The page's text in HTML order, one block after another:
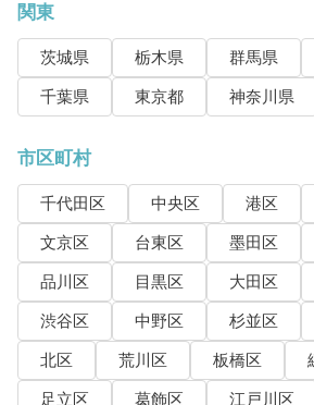
関東
茨城県 栃木県 群馬県
千葉県
東京都 神奈川県
市区町村
千代田区 中央区 港区
文京区
台東区 墨田区
品川区
目黒区 大田区
渋谷区
中野区 杉並区
北区
荒川区 板橋区
足立区
葛飾区 江戸川区